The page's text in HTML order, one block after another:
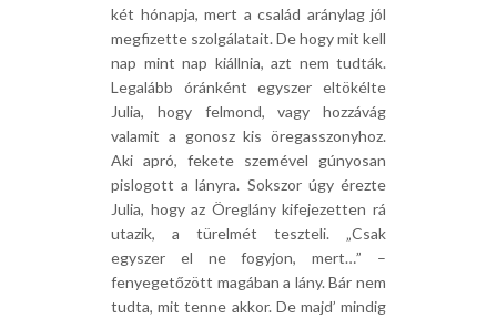
két hónapja, mert a család aránylag jól
megfizette szolgálatait. De hogy mit kell
nap mint nap kiállnia, azt nem tudták.
Legalább óránként egyszer eltökélte
Julia, hogy felmond, vagy hozzávág
valamit a gonosz kis öregasszonyhoz.
Aki apró, fekete szemével gúnyosan
pislogott a lányra. Sokszor úgy érezte
Julia, hogy az Öreglány kifejezetten rá
utazik, a türelmét teszteli. „Csak
egyszer el ne fogyjon, mert…” –
fenyegetőzött magában a lány. Bár nem
tudta, mit tenne akkor. De majd’ mindig